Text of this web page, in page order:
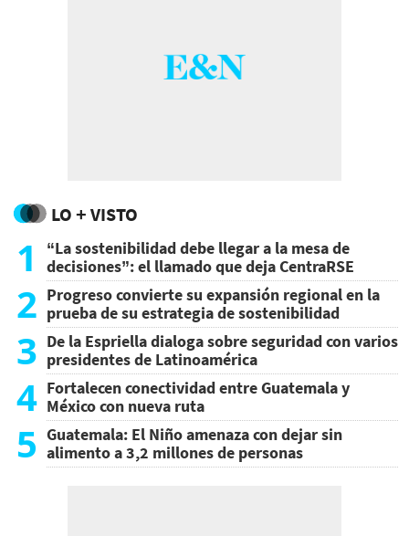
LO + VISTO
1
“La sostenibilidad debe llegar a la mesa de
decisiones”: el llamado que deja CentraRSE
2 Progreso convierte su expansión regional en la
prueba de su estrategia de sostenibilidad
3 De la Espriella dialoga sobre seguridad con varios
presidentes de Latinoamérica
4 Fortalecen conectividad entre Guatemala y
México con nueva ruta
5 Guatemala: El Niño amenaza con dejar sin
alimento a 3,2 millones de personas